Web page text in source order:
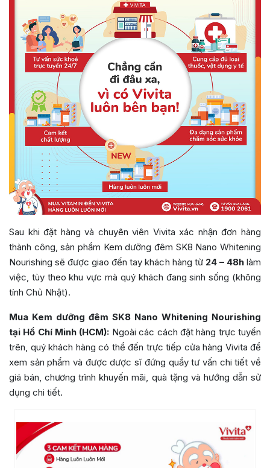
Sau khi đặt hàng và chuyên viên Vivita xác nhận đơn hàng
thành công, sản phẩm Kem dưỡng đêm SK8 Nano Whitening
Nourishing sẽ được giao đến tay khách hàng từ 24 – 48hlàm
việc, tùy theo khu vực mà quý khách đang sinh sống (không
tính Chủ Nhật).
Mua Kem dưỡng đêm SK8 Nano Whitening Nourishing
tại Hồ Chí Minh (HCM): Ngoài các cách đặt hàng trực tuyến
trên, quý khách hàng có thể đến trực tiếp cửa hàng Vivita để
xem sản phẩm và được dược sĩ đứng quầy tư vấn chi tiết về
giá bán, chương trình khuyến mãi, quà tặng và hướng dẫn sử
dụng chi tiết.